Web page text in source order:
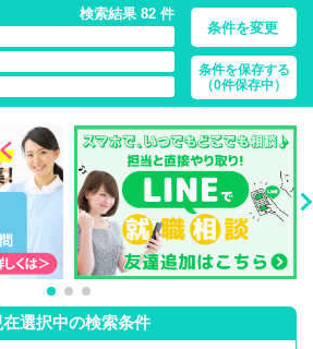
検索結果 82 件
条件を変更
条件を保存する
（0件保存中）
・パート・応援ナース・派遣の 看護師
一覧
在選択中の検索条件